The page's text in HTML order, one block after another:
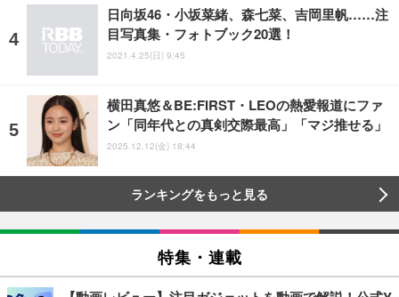
日向坂46・小坂菜緒、森七菜、吉岡里帆……注
目写真集・フォトブック20選！
2021.4.25(日) 9:45
横田真悠＆BE:FIRST・LEOの熱愛報道にファ
ン「同年代との真剣交際最高」「マジ推せる」
2025.12.12(金) 18:44
ランキングをもっと見る
特集・連載